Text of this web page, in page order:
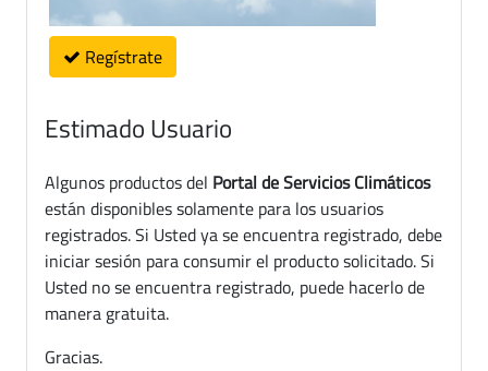
Regístrate
Estimado Usuario
Algunos productos del Portal de Servicios Climáticos
están disponibles solamente para los usuarios
registrados. Si Usted ya se encuentra registrado, debe
iniciar sesión para consumir el producto solicitado. Si
Usted no se encuentra registrado, puede hacerlo de
manera gratuita.
Gracias.